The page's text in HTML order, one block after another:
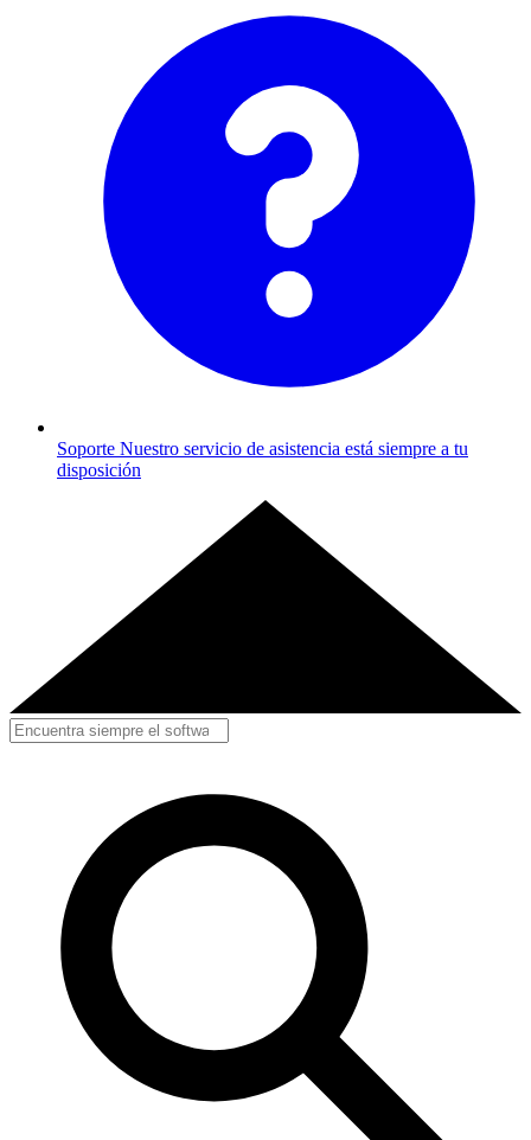
Soporte Nuestro servicio de asistencia está siempre a tu
disposición